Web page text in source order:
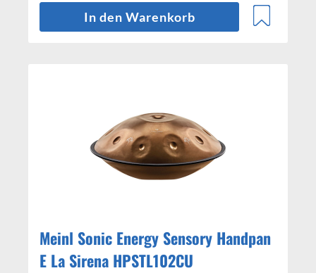
In den Warenkorb
Meinl Sonic Energy Sensory Handpan
E La Sirena HPSTL102CU